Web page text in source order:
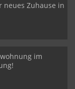
neues Zuhause in
im